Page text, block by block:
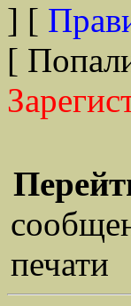
] [
[
печати